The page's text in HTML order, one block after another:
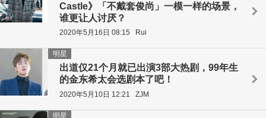
Castle》「不戴套俊尚」一模一样的场景，
谁更让人讨厌？
2020年5月16日 08:15 Rui
出道仅21个月就已出演3部大热剧，99年生
的金东希太会选剧本了吧！
明星
2020年5月10日 12:21 ZJM
明星